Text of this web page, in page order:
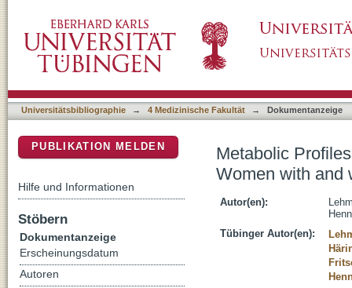
Gestational Diabetes
Universitätsbibliographie → 4 Medizinische Fakultät → Dokumentanzeige
Metabolic
Women with and
Autor(en):
Tübinger Autor(en):
PUBLIKATION MELDEN
Hilfe und Informationen
Stöbern
Dokumentanzeige
Erscheinungsdatum
Autoren